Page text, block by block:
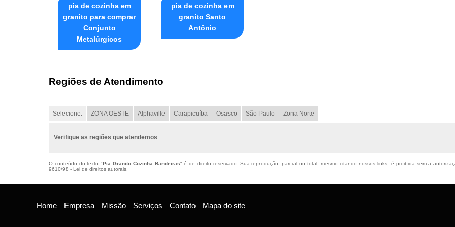
pia de cozinha em
granito para comprar
Conjunto
Metalúrgicos
pia de cozinha em
granito Santo
Antônio
Regiões de Atendimento
Selecione: ZONA OESTE Alphaville Carapicuíba Osasco São Paulo Zona Norte
Verifique as regiões que atendemos
O conteúdo do texto "Pia Granito Cozinha Bandeiras" é de direito reservado. Sua reprodução, parcial ou total, mesmo citando nossos links, é proibida sem a
9610/98 - Lei de direitos autorais
Home Empresa Missão Serviços Contato Mapa do site